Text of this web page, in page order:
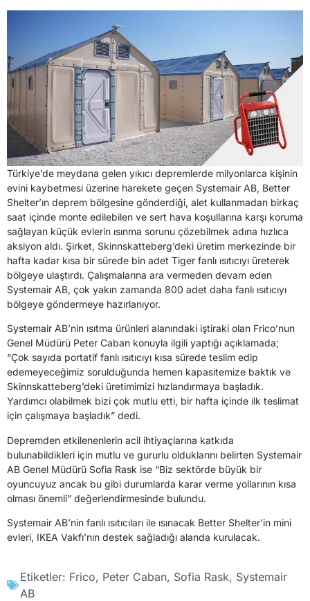
Türkiye’de meydana gelen yıkıcı depremlerde milyonlarca kişinin
evini kaybetmesi üzerine harekete geçen Systemair AB, Better
Shelter’ın deprem bölgesine gönderdiği, alet kullanmadan birkaç
saat içinde monte edilebilen ve sert hava koşullarına karşı koruma
sağlayan küçük evlerin ısınma sorunu çözebilmek adına hızlıca
aksiyon aldı. Şirket, Skinnskatteberg’deki üretim merkezinde bir
hafta kadar kısa bir sürede bin adet Tiger fanlı ısıtıcıyı üreterek
bölgeye ulaştırdı. Çalışmalarına ara vermeden devam eden
Systemair AB, çok yakın zamanda 800 adet daha fanlı ısıtıcıyı
bölgeye göndermeye hazırlanıyor.
Systemair AB’nin ısıtma ürünleri alanındaki iştiraki olan Frico’nun
Genel Müdürü Peter Caban konuyla ilgili yaptığı açıklamada;
“Çok sayıda portatif fanlı ısıtıcıyı kısa sürede teslim edip
edemeyeceğimiz sorulduğunda hemen kapasitemize baktık ve
Skinnskatteberg’deki üretimimizi hızlandırmaya başladık.
Yardımcı olabilmek bizi çok mutlu etti, bir hafta içinde ilk teslimat
için çalışmaya başladık” dedi.
Depremden etkilenenlerin acil ihtiyaçlarına katkıda
bulunabildikleri için mutlu ve gururlu olduklarını belirten Systemair
AB Genel Müdürü Sofia Rask ise “Biz sektörde büyük bir
oyuncuyuz ancak bu gibi durumlarda karar verme yollarının kısa
olması önemli” değerlendirmesinde bulundu.
Systemair AB’nin fanlı ısıtıcıları ile ısınacak Better Shelter’in mini
evleri, IKEA Vakfı’nın destek sağladığı alanda kurulacak.
Etiketler: Frico, Peter Caban, Sofia Rask, Systemair
AB